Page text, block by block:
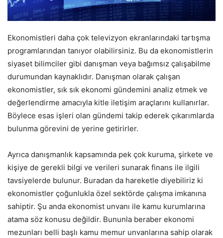
Ekonomistleri daha çok televizyon ekranlarındaki tartışma
programlarından tanıyor olabilirsiniz. Bu da ekonomistlerin
siyaset bilimciler gibi danışman veya bağımsız çalışabilme
durumundan kaynaklıdır. Danışman olarak çalışan
ekonomistler, sık sık ekonomi gündemini analiz etmek ve
değerlendirme amacıyla kitle iletişim araçlarını kullanırlar.
Böylece esas işleri olan gündemi takip ederek çıkarımlarda
bulunma görevini de yerine getirirler.
Ayrıca danışmanlık kapsamında pek çok kuruma, şirkete ve
kişiye de gerekli bilgi ve verileri sunarak finans ile ilgili
tavsiyelerde bulunur. Buradan da hareketle diyebiliriz ki
ekonomistler çoğunlukla özel sektörde çalışma imkanına
sahiptir. Şu anda ekonomist unvanı ile kamu kurumlarına
atama söz konusu değildir. Bununla beraber ekonomi
mezunları belli başlı kamu memur unvanlarına sahip olarak